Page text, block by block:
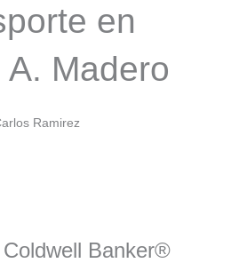
en
Madero
Ramirez
Coldwell Banker®